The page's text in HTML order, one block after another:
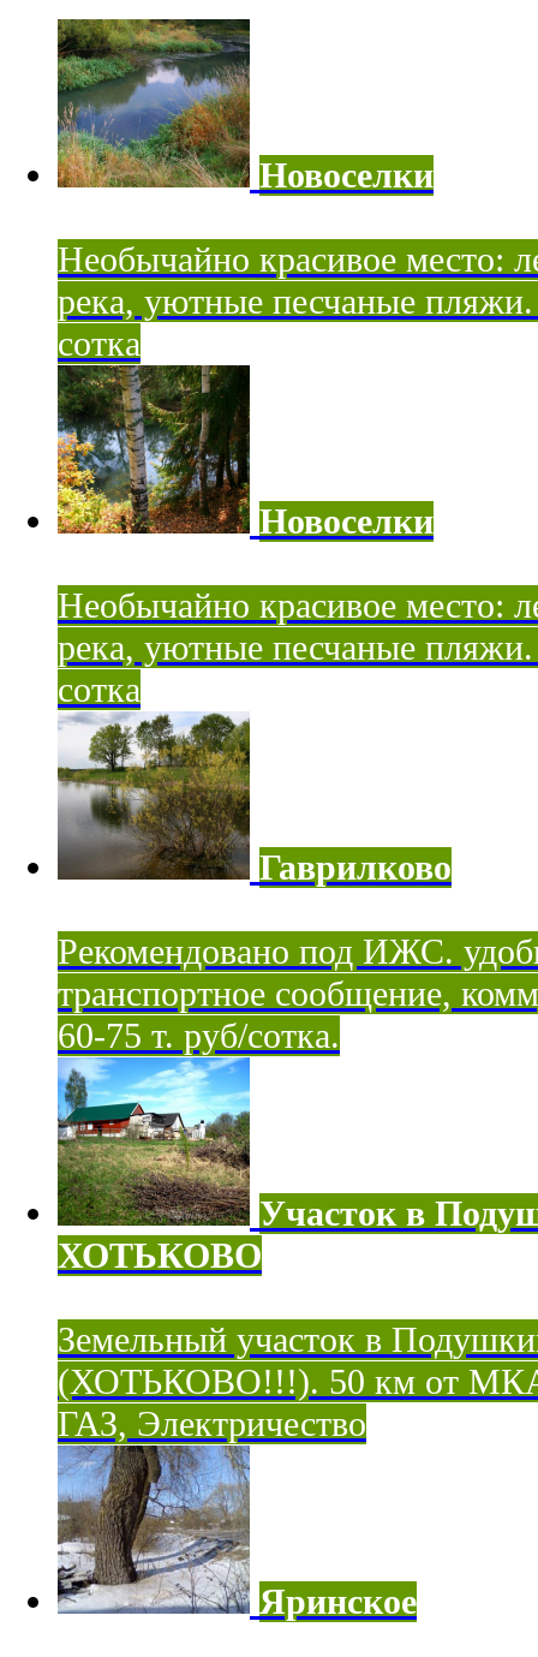
Новоселки
Необычайно красивое место:
река, уютные песчаные
сотка
Новоселки
Необычайно красивое место:
река, уютные песчаные
сотка
Гаврилково
Рекомендовано под ИЖС.
транспортное сообщение,
60-75 т. руб/сотка.
Участок в
ХОТЬКОВО
Земельный участок в
(ХОТЬКОВО!!!). 50 км от
ГАЗ, Электричество
Яринское